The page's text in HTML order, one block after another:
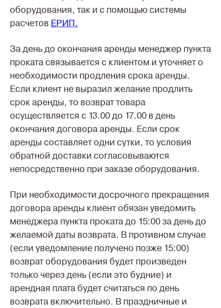
оборудования, так и с помощью системы
расчетов ЕРИП.
За день до окончания аренды менеджер пункта
проката связывается с клиентом и уточняет о
необходимости продления срока аренды.
Если клиент не выразил желание продлить
срок аренды, то возврат товара
осуществляется с 13.00 до 17.00 в день
окончания договора аренды. Если срок
аренды составляет одни сутки, то условия
обратной доставки согласовываются
непосредственно при заказе оборудования.
При необходимости досрочного прекращения
договора аренды клиент обязан уведомить
менеджера пункта проката до 15:00 за день до
желаемой даты возврата. В противном случае
(если уведомление получено позже 15:00)
возврат оборудования будет произведен
только через день (если это будние) и
арендная плата будет считаться по день
возврата включительно. В праздничные и